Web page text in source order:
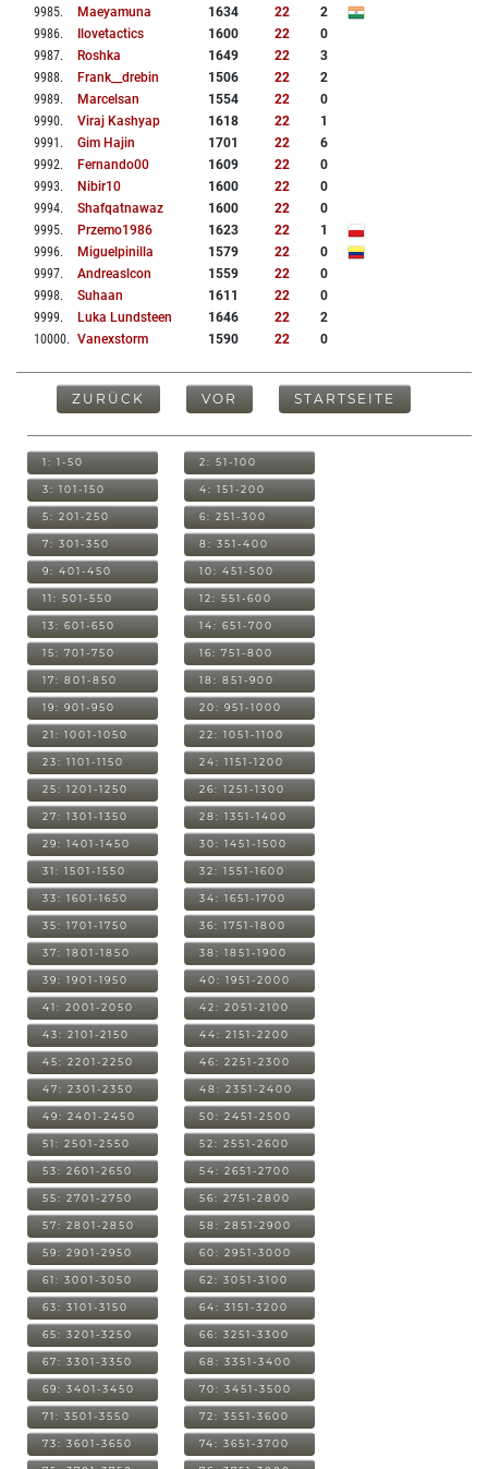
9985. Maeyamuna 1634 22
2
9986. Ilovetactics 1600 22
0
9987. Roshka 1649 22
3
9988. Frank__drebin 1506 22
2
9989. Marcelsan 1554 22
0
9990. Viraj Kashyap 1618 22
1
9991 . Gim Hajin 1701 22
6
9992. Fernando00 1609 22
0
9993. Nibir10 1600 22
0
9994. Shafqatnawaz 1600 22
0
9995. Przemo1986 1623 22
1
9996. Miguelpinilla 1579 22
0
9997. Andreaslcon 1559 22
0
9998. Suhaan 1611 22
0
9999. Luka Lundsteen 1646 22
2
10000. Vanexstorm 1590 22 0
ZURÜCK VOR STARTSEITE
1: 1-50 2: 51-100
3: 101-150 4: 151-200
5: 201-250 6: 251-300
7: 301-350 8: 351-400
9: 401-450 10: 451-500
11: 501-550 12: 551-600
13: 601-650 14: 651-700
15: 701-750 16: 751-800
17: 801-850 18: 851-900
19: 901-950 20: 951-1000
21: 1001-1050 22: 1051-1100
23: 1101-1150 24: 1151-1200
25: 1201-1250 26: 1251-1300
27: 1301-1350 28: 1351-1400
29: 1401-1450 30: 1451-1500
31: 1501-1550 32: 1551-1600
33: 1601-1650 34: 1651-1700
35: 1701-1750 36: 1751-1800
37: 1801-1850 38: 1851-1900
39: 1901-1950 40: 1951-2000
41: 2001-2050 42: 2051-2100
43: 2101-2150 44: 2151-2200
45: 2201-2250 46: 2251-2300
47: 2301-2350 48: 2351-2400
49: 2401-2450 50: 2451-2500
51: 2501-2550 52: 2551-2600
53: 2601-2650 54: 2651-2700
55: 2701-2750 56: 2751-2800
57: 2801-2850 58: 2851-2900
59: 2901-2950 60: 2951-3000
61: 3001-3050 62: 3051-3100
63: 3101-3150 64: 3151-3200
65: 3201-3250 66: 3251-3300
67: 3301-3350 68: 3351-3400
69: 3401-3450 70: 3451-3500
71: 3501-3550 72: 3551-3600
73: 3601-3650 74: 3651-3700